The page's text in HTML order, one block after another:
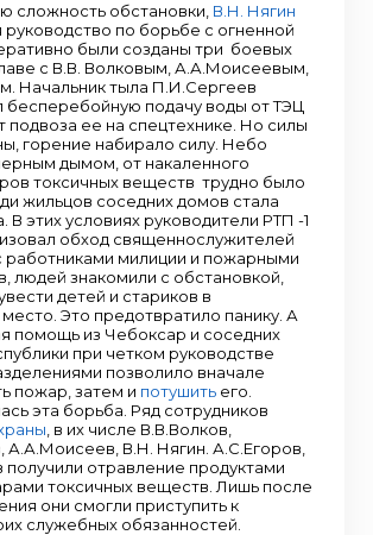
сложность обстановки, В.Н. Нягин
руководство по борьбе с огненной
были созданы три боевых
с В.В. Волковым, А.А.Моисеевым,
Начальник тыла П.И.Сергеев
бесперебойную подачу воды от ТЭЦ
подвоза ее на спецтехнике. Но силы
горение набирало силу. Небо
дымом, от накаленного
токсичных веществ трудно было
жильцов соседних домов стала
В этих условиях руководители РТП -1
обход священнослужителей
работниками милиции и пожарными
людей знакомили с обстановкой,
детей и стариков в
Это предотвратило панику. А
помощь из Чебоксар и соседних
при четком руководстве
позволило вначале
пожар, затем и потушить его.
эта борьба. Ряд сотрудников
, в их числе В.В.Волков,
А.А.Моисеев, В.Н. Нягин. А.С.Егоров,
отравление продуктами
токсичных веществ. Лишь после
они смогли приступить к
служебных обязанностей.